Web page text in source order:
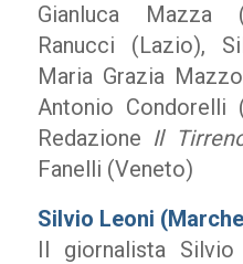
Gianluca Mazza
Ranucci (Lazio),
Maria Grazia
Antonio Condorelli
Redazione Il
Fanelli (Veneto)
Silvio Leoni
Il giornalista